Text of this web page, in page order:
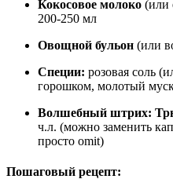
Кокосовое молоко (или
200-250 мл
Овощной бульон (или
Специи: розовая соль
горошком, молотый
Волшебный штрих:
ч.л. (можно заменить
просто omit)
Пошаговый рецепт: